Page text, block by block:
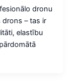
dronu
drons – tas ir
elastību